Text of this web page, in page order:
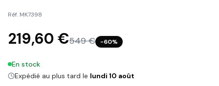
Réf. MK7398
219,60 €549 € −60%
En stock
Expédié au plus tard le lundi 10 août